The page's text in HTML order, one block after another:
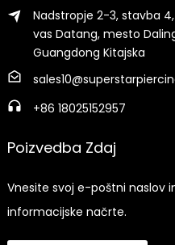
Nadstropje 2-3, stavba
vas Datang, mesto
Guangdong Kitajska
+86 18025152957
Poizvedba Zdaj
Vnesite svoj e-poštni naslov
informacijske načrte.